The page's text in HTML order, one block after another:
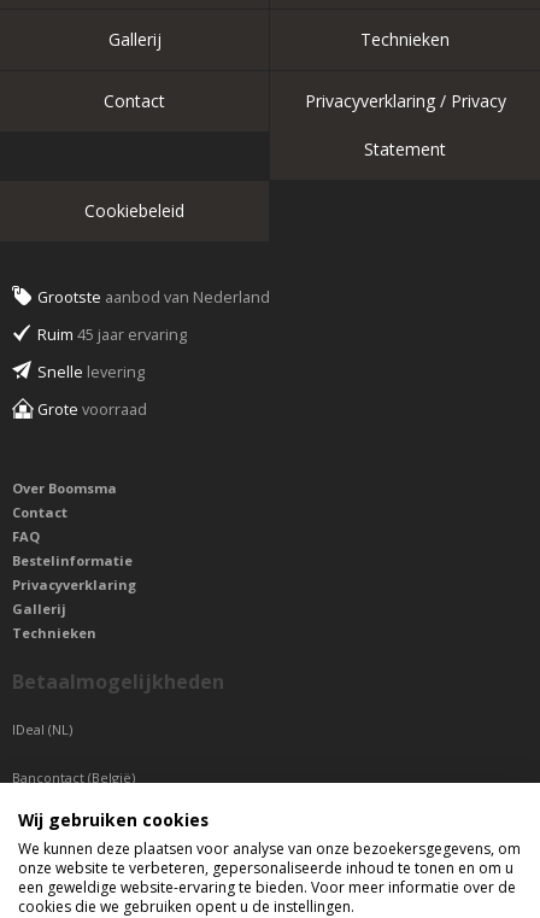
Gallerij Technieken
Contact Privacyverklaring / Privacy
Statement
Cookiebeleid
Grootste aanbod van Nederland
Ruim 45 jaar ervaring
Snelle levering
Grote voorraad
Over Boomsma
Contact
FAQ
Bestelinformatie
Privacyverklaring
Gallerij
Technieken
Betaalmogelijkheden
IDeal (NL)
Bancontact (België)
Sepa betaling (Overige landen)
Telefonisch bereikbaar
Wij gebruiken cookies
We kunnen deze plaatsen voor analyse van onze bezoekersgegevens, om
onze website te verbeteren, gepersonaliseerde inhoud te tonen en om u
een geweldige website-ervaring te bieden. Voor meer informatie over de
cookies die we gebruiken opent u de instellingen.